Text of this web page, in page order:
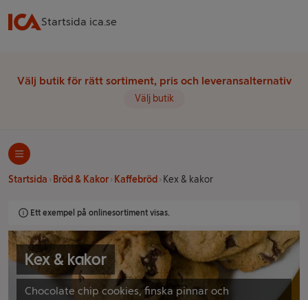
Startsida ica.se
Välj butik för rätt sortiment, pris och leveransalternativ
Välj butik
Startsida Bröd & Kakor Kaffebröd Kex & kakor
Ett exempel på onlinesortiment visas.
Kex & kakor
Chocolate chip cookies, finska pinnar och